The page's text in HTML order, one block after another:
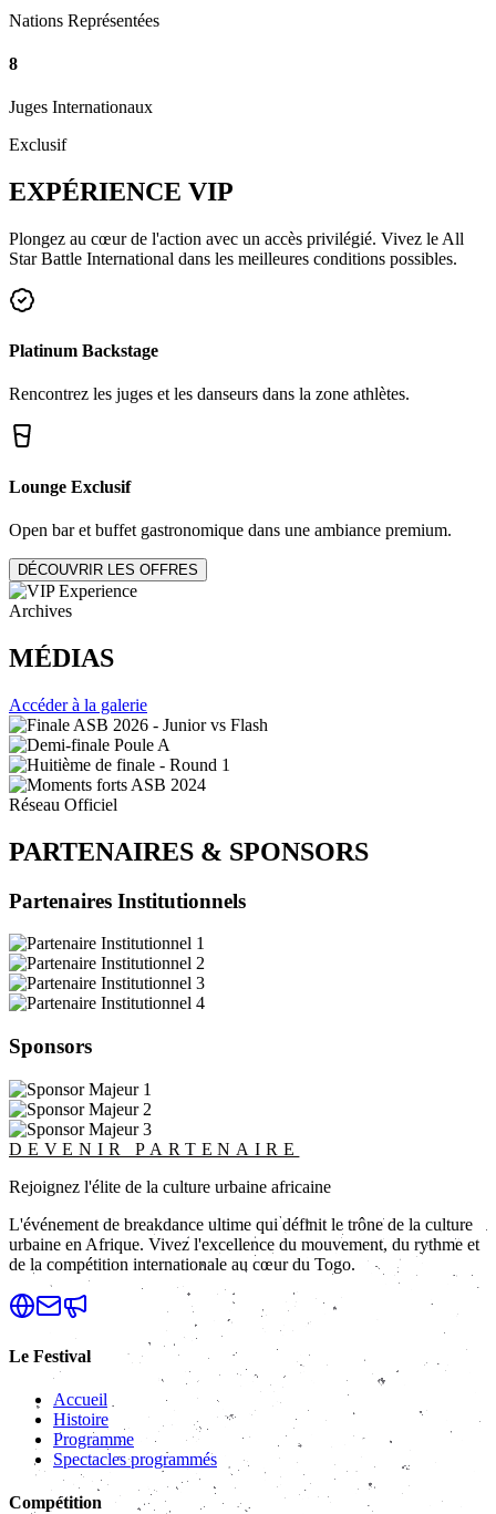
Nations Représentées
8
Juges Internationaux
Exclusif
EXPÉRIENCE VIP
Plongez au cœur de l'action avec un accès privilégié. Vivez le All
Star Battle International dans les meilleures conditions possibles.
Platinum Backstage
Rencontrez les juges et les danseurs dans la zone athlètes.
Lounge Exclusif
Open bar et buffet gastronomique dans une ambiance premium.
DÉCOUVRIR LES OFFRES
Archives
MÉDIAS
Accéder à la galerie
Réseau Officiel
PARTENAIRES & SPONSORS
Partenaires Institutionnels
Sponsors
DEVENIR PARTENAIRE
Rejoignez l'élite de la culture urbaine africaine
L'événement de breakdance ultime qui définit le trône de la culture
urbaine en Afrique. Vivez l'excellence du mouvement, du rythme et
de la compétition internationale au cœur du Togo.
Le Festival
Accueil
Histoire
Programme
Spectacles programmés
Compétition